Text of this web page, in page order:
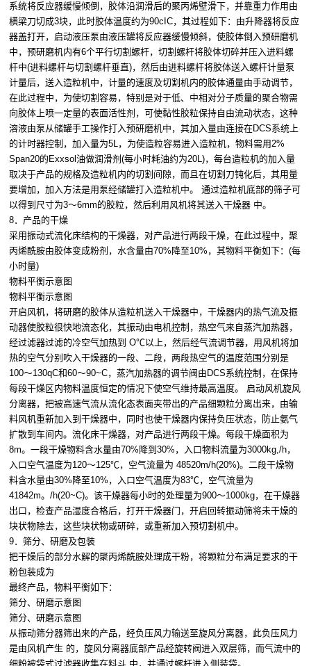
系统将反应器缓慢倾倒，胶体沿润滑后的聚丙烯壁滑下，并靠重力作用由
横梁刀切成3块，此时胶体温度约为90cIC，其过程如下：由升降器将反应
器盖打开，启动液压泵由液压罐将反应器缓慢倾斜，使胶体倒入预研磨机
中，预研磨机内有6个平行切割螺杆，切割螺杆将胶体切碎并压入进料螺
杆中(进料螺杆与切割螺杆垂直)，然后由进料螺杆将胶体送入螺杆计量泵
计量后，送入造粒机中，计量的速度及切割机内的胶体通量由手动调节，
在此过程中，为使切割容易，特别是对于低、中相对分子质量的聚合物需
向胶体上喷一定量的表面活性剂，可使黏性胶粒保持自由流动状态，这种
溶液由泵从储罐手工操作打入预研磨机中，其加入量由连接在DCS系统上
的计时器控制，加入量为5L，为使造粒容易进入造粒机，物料需用2%
Span20的Exxsol油做润滑剂(每小时耗油约为20L)，每台造粒机的加入量
取决于产品的规格及造粒机内的切割间隙，而且在切割刀钝化后，其用量
要增加，加入方法是用泵经储罐打入造粒机中。 通过造粒机底部的筛子可
以得到尺寸为3～6mm的胶粒，然后利用风机将其送入干燥器 中。
8．产品的干燥
采用振动式流化床结构的干燥器，对产品进行两段干燥，在此过程中，聚
丙烯酰胺由胶体变成粉剂，水含量由70%降至10%，其物料平衡如下：(每
小时量)
物料平衡示意图
物料平衡示意图
开启风机，将研磨的胶体从造粒机送入干燥器中，干燥器内的热气流及振
动器使胶粒很快地流态化，其振动由电机控制，热空气来自蒸汽加热器，
经过滤器过滤的冷空气加热到 O℃以上，然后经气流调节器，用风机将加
热的空气分别吹入干燥器的一段、二段，两段热空气的温度范围分别是
100～130qC和60～90~C，蒸汽加热器的调节阀由DCS系统控制，在保持
每段干燥区内物料温度恒定的情况下使空气维持最高温度。 启动风机旋风
分离器，把被高速气流从流化态表面夹带出的产品细颗粒分离出来，由输
料风机重新加入到干燥器中，同时也使干燥器内保持负压状态，防止氨气
扩散到车间内。流化床干燥器，对产品进行两段干燥。每段干燥面积为
8m。一段干燥物料含水量由70%降到30%，入口物料流量为3000kg,/h，
入口空气温度为120～125℃，空气流量为 48520m/h(20%)。二段干燥物
料含水量由30%降至10%，入口空气温度为83℃，空气流量为
41842m。/h(20~C)。该干燥器每小时的处理量为900～1000kg，在干燥器
出口，检查产品湿度合格后，打开干燥器门，开启回转振动筛将未干燥的
块状物除去，这些块状物或研碎，或重新加入预切割机中。
9．筛分、研磨及包装
把干燥后的部分水解的聚丙烯酰胺处理成干粉，将颗粒分布满足要求的干
粉包装成为
最终产品，物料平衡如下：
筛分、研磨示意图
筛分、研磨示意图
从振动筛分器筛出来的产品，经负压风力输送至旋风分离器，此负压风力
是由风机产生 的，旋风分离器底部产品经旋转阀进入双层筛，而气流中的
细粉被袋式过滤器收集在料斗 中，并通过螺杆进入侧装袋。